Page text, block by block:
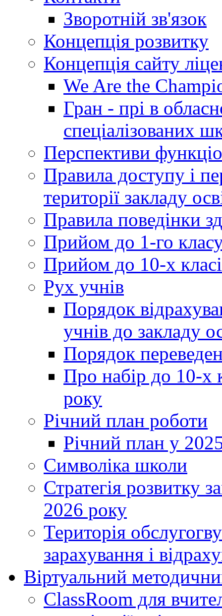
Зворотній зв'язок
Концепція розвитку
Концепція сайту
We Are the
Гран - прі в
спеціалізованих
Перспективи
Правила доступу і
території закладу
Правила поведінки
Прийом до 1-го
Прийом до 10-х
Рух учнів
Порядок
учнів до закладу
Порядок
Про набір до 10-х
року
Річний план роботи
Річний план у
Символіка школи
Стратегія розвитку
2026 року
Територія
зарахування і
Віртуальний
ClassRoom для